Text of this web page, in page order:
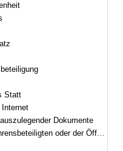
Statt
Dokumente
oder der Öffentlichkeit